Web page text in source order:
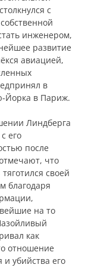
с
инженером,
развитие
авиацией,
в
Йорка в Париж.
Линдберга
его
после
что
своей
благодаря
на то
как
отношение
убийства его